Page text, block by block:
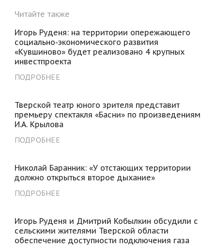
Читайте также
Игорь Руденя: на территории опережающего
социально-экономического развития
«Кувшиново» будет реализовано 4 крупных
инвестпроекта
ПОДРОБНЕЕ
Тверской театр юного зрителя представит
премьеру спектакля «Басни» по произведениям
И.А. Крылова
ПОДРОБНЕЕ
Николай Баранник: «У отстающих территории
должно открыться второе дыхание»
ПОДРОБНЕЕ
Игорь Руденя и Дмитрий Кобылкин обсудили с
сельскими жителями Тверской области
обеспечение доступности подключения газа